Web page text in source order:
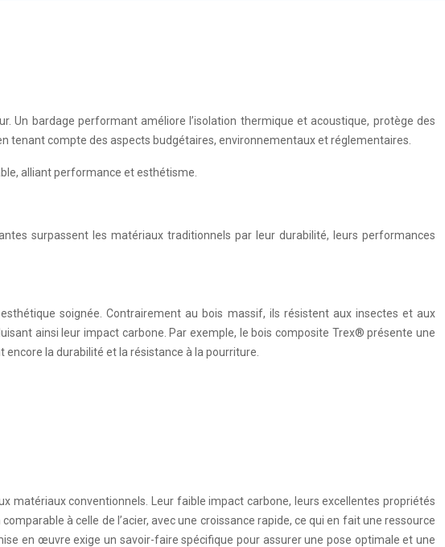
Un bardage performant améliore l’isolation thermique et acoustique, protège des
tenant compte des aspects budgétaires, environnementaux et réglementaires.
alliant performance et esthétisme.
surpassent les matériaux traditionnels par leur durabilité, leurs performances
soignée. Contrairement au bois massif, ils résistent aux insectes et aux
ainsi leur impact carbone. Par exemple, le bois composite Trex® présente une
la durabilité et la résistance à la pourriture.
matériaux conventionnels. Leur faible impact carbone, leurs excellentes propriétés
à celle de l’acier, avec une croissance rapide, ce qui en fait une ressource
en œuvre exige un savoir-faire spécifique pour assurer une pose optimale et une